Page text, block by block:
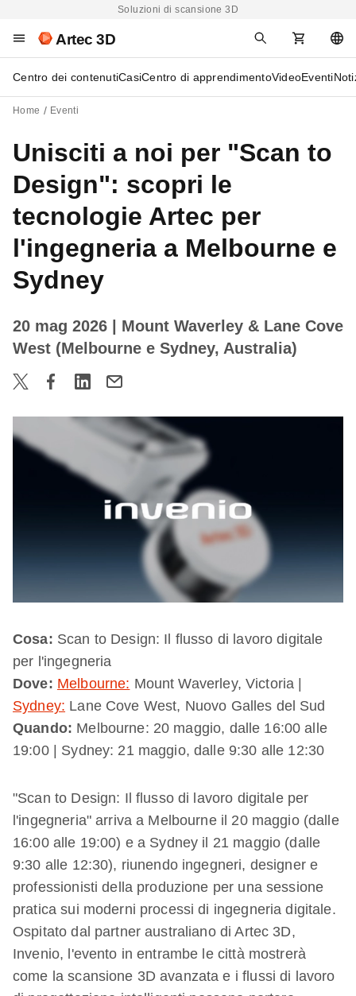
Soluzioni di scansione 3D
Artec 3D
Centro dei contenutiCasiCentro di apprendimentoVideoEventi
Home Eventi
Unisciti a noi per "Scan to
Design": scopri le
tecnologie Artec per
l'ingegneria a Melbourne e
Sydney
20 mag 2026
| Mount Waverley & Lane Cove
West (Melbourne e Sydney, Australia)
Cosa: Scan to Design: Il flusso di lavoro digitale
per l'ingegneria
Dove: Melbourne: Mount Waverley, Victoria |
Sydney: Lane Cove West, Nuovo Galles del Sud
Quando: Melbourne: 20 maggio, dalle 16:00 alle
19:00 | Sydney: 21 maggio, dalle 9:30 alle 12:30
"Scan to Design: Il flusso di lavoro digitale per
l'ingegneria" arriva a Melbourne il 20 maggio (dalle
16:00 alle 19:00) e a Sydney il 21 maggio (dalle
9:30 alle 12:30), riunendo ingegneri, designer e
professionisti della produzione per una sessione
pratica sui moderni processi di ingegneria digitale.
Ospitato dal partner australiano di Artec 3D,
Invenio, l'evento in entrambe le città mostrerà
come la scansione 3D avanzata e i flussi di lavoro